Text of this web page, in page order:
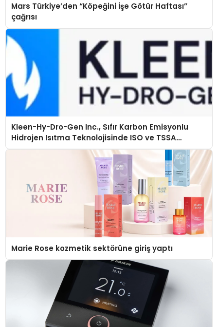
Mars Türkiye’den “Köpeğini İşe Götür Haftası”
çağrısı
Kleen-Hy-Dro-Gen Inc., Sıfır Karbon Emisyonlu
Hidrojen Isıtma Teknolojisinde ISO ve TSSA
Düzenleyici Onaylarını Aldı
Marie Rose kozmetik sektörüne giriş yaptı